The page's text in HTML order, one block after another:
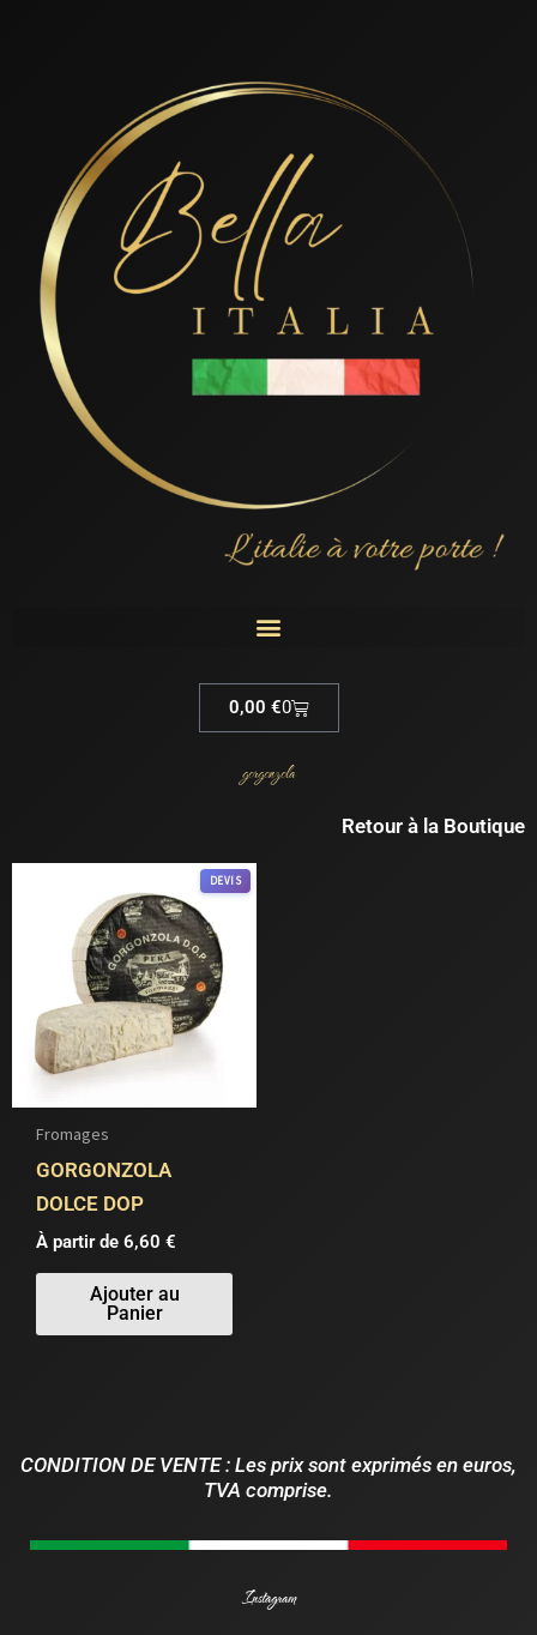
0,00 €0
Cart
gorgonzola
Retour à la Boutique
DEVIS
Fromages
GORGONZOLA
DOLCE DOP
À partir de 6,60€
Ajouter au
Panier
Ce
peuvent
page
CONDITION DE VENTE : Les prix sont exprimés en euros,
TVA comprise.
Instagram